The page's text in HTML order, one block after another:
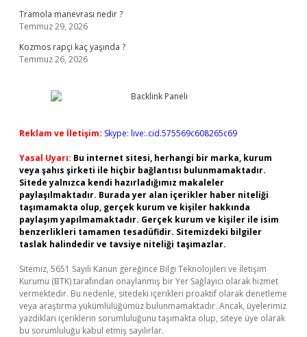
Tramola manevrası nedir ?
Temmuz 29, 2026
Kozmos rapçi kaç yaşında ?
Temmuz 26, 2026
Reklam ve İletişim: Skype: live:.cid.575569c608265c69
Yasal Uyarı: Bu internet sitesi, herhangi bir marka, kurum
veya şahıs şirketi ile hiçbir bağlantısı bulunmamaktadır.
Sitede yalnızca kendi hazırladığımız makaleler
paylaşılmaktadır. Burada yer alan içerikler haber niteliği
taşımamakta olup, gerçek kurum ve kişiler hakkında
paylaşım yapılmamaktadır. Gerçek kurum ve kişiler ile isim
benzerlikleri tamamen tesadüfidir. Sitemizdeki bilgiler
taslak halindedir ve tavsiye niteliği taşımazlar.
Sitemiz, 5651 Sayılı Kanun gereğince Bilgi Teknolojileri ve İletişim
Kurumu (BTK) tarafından onaylanmış bir Yer Sağlayıcı olarak hizmet
vermektedir. Bu nedenle, sitedeki içerikleri proaktif olarak denetleme
veya araştırma yükümlülüğümüz bulunmamaktadır. Ancak, üyelerimiz
yazdıkları içeriklerin sorumluluğunu taşımakta olup, siteye üye olarak
bu sorumluluğu kabul etmiş sayılırlar.